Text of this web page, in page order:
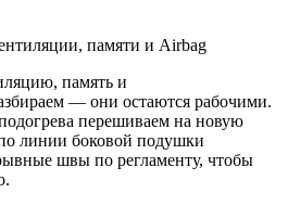
памяти и Airbag
память и
— они остаются рабочими.
перешиваем на новую
линии боковой подушки
швы по регламенту, чтобы